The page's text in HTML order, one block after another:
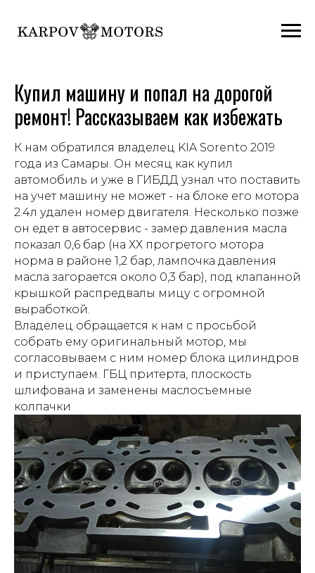
Купил машину и попал на дорогой
ремонт! Рассказываем как избежать
К нам обратился владелец KIA Sorento 2019
года из Самары. Он месяц как купил
автомобиль и уже в ГИБДД узнал что поставить
на учет машину не может - на блоке его мотора
2.4л удален номер двигателя. Несколько позже
он едет в автосервис - замер давления масла
показал 0,6 бар (на ХХ прогретого мотора
норма в районе 1,2 бар, лампочка давления
масла загорается около 0,3 бар), под клапанной
крышкой распредвалы мицу с огромной
выработкой.
Владелец обращается к нам с просьбой
собрать ему оригинальный мотор, мы
согласовываем с ним номер блока цилиндров
и приступаем. ГБЦ притерта, плоскость
шлифована и заменены маслосъемные
колпачки